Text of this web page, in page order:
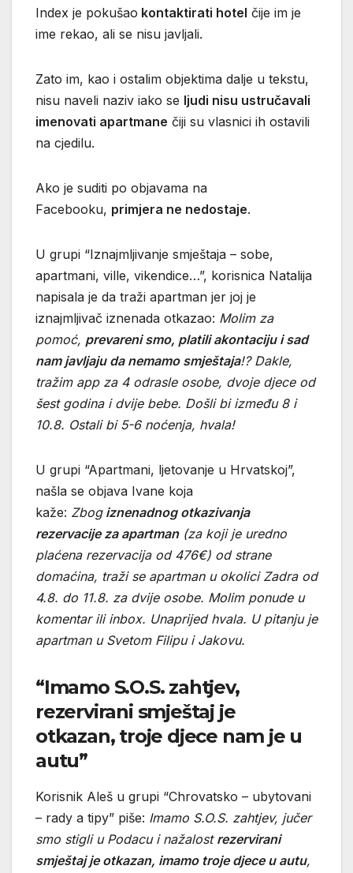
Index je pokušao kontaktirati hotel čije im je
ime rekao, ali se nisu javljali.
Zato im, kao i ostalim objektima dalje u tekstu,
nisu naveli naziv iako se ljudi nisu ustručavali
imenovati apartmane čiji su vlasnici ih ostavili
na cjedilu.
Ako je suditi po objavama na
Facebooku, primjera ne nedostaje.
U grupi “Iznajmljivanje smještaja – sobe,
apartmani, ville, vikendice…”, korisnica Natalija
napisala je da traži apartman jer joj je
iznajmljivač iznenada otkazao: Molim za
pomoć, prevareni smo, platili akontaciju i sad
nam javljaju da nemamo smještaja!? Dakle,
tražim app za 4 odrasle osobe, dvoje djece od
šest godina i dvije bebe. Došli bi između 8 i
10.8. Ostali bi 5-6 noćenja, hvala!
U grupi “Apartmani, ljetovanje u Hrvatskoj”,
našla se objava Ivane koja
kaže: Zbogiznenadnog otkazivanja
rezervacije za apartman(za koji je uredno
plaćena rezervacija od 476€) od strane
domaćina, traži se apartman u okolici Zadra od
4.8. do 11.8. za dvije osobe. Molim ponude u
komentar ili inbox. Unaprijed hvala. U pitanju je
apartman u Svetom Filipu i Jakovu.
“Imamo S.O.S. zahtjev,
rezervirani smještaj je
otkazan, troje djece nam je u
autu”
Korisnik Aleš u grupi “Chrovatsko – ubytovani
– rady a tipy” piše: Imamo S.O.S. zahtjev, jučer
smo stigli u Podacu i nažalost rezervirani
smještaj je otkazan, imamo troje djece u autu,